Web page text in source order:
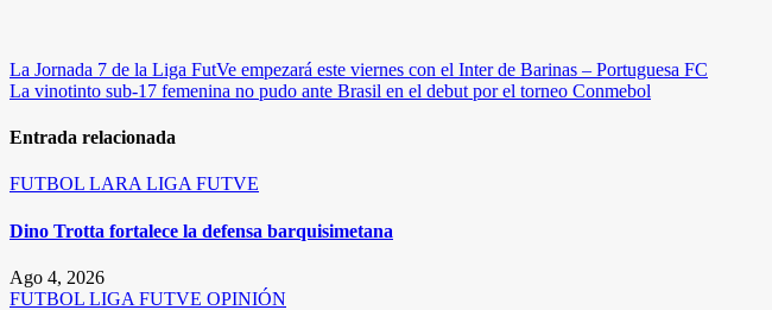
Navegación
de
entradas
La Jornada 7 de la Liga FutVe empezará este viernes con el Inter de Barinas – Portuguesa FC
La vinotinto sub-17 femenina no pudo ante Brasil en el debut por el torneo Conmebol
Entrada relacionada
FUTBOL LARALIGA FUTVE
Dino Trotta fortalece la defensa barquisimetana
Ago 4, 2026
FUTBOL LIGA FUTVE OPINIÓN